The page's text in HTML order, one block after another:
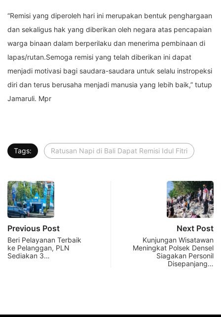
“Remisi yang diperoleh hari ini merupakan bentuk penghargaan
dan sekaligus hak yang diberikan oleh negara atas pencapaian
warga binaan dalam berperilaku dan menerima pembinaan di
lapas/rutan.Semoga remisi yang telah diberikan ini dapat
menjadi motivasi bagi saudara-saudara untuk selalu instropeksi
diri dan terus berusaha menjadi manusia yang lebih baik,” tutup
Jamaruli. Mpr
Tags: Ratusan Napi di Bali Dapat Remisi Idul Fitri
Previous Post
Beri Pelayanan Terbaik
ke Pelanggan, PLN
Sediakan 3…
Next Post
Kunjungan Wisatawan
Meningkat Polsek Densel
Siagakan Personil
Disepanjang…